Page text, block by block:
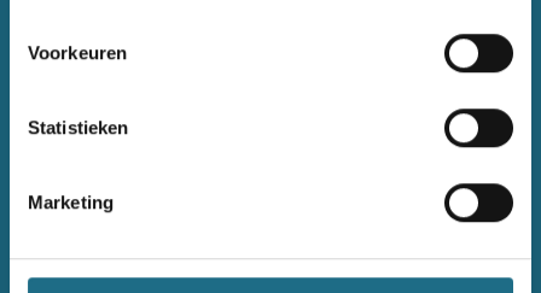
Voorkeuren
Statistieken
Marketing
Wandelinspiratie
Gezondheid